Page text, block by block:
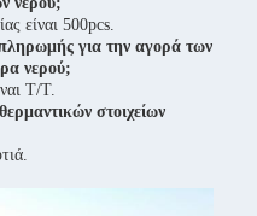
είναι 500pcs.
πληρωμής για την αγορά των
νερού;
T/T.
στοιχείων